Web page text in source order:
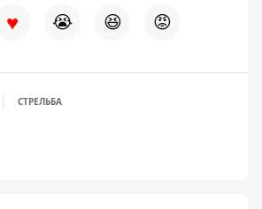
♥ 😭 😆 😡
СТРЕЛЬБА